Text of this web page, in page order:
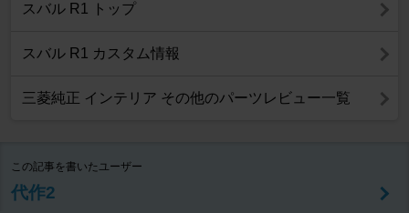
スバル R1 トップ
スバル R1 カスタム情報
三菱純正 インテリア その他のパーツレビュー一覧
この記事を書いたユーザー
代作2